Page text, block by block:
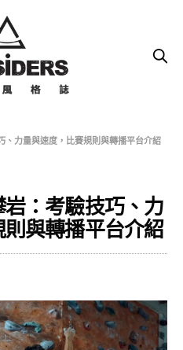
、力量與速度，比賽規則與轉播平台介紹
：考驗技巧、力
與轉播平台介紹